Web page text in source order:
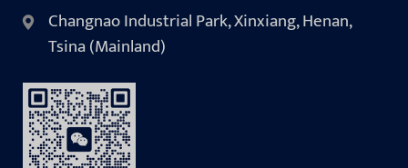
Changnao Industrial Park, Xinxiang, Henan,
Tsina (Mainland)